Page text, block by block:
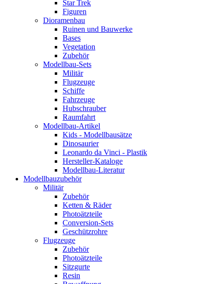
Star Trek
Figuren
Dioramenbau
Ruinen und Bauwerke
Bases
Vegetation
Zubehör
Modellbau-Sets
Militär
Flugzeuge
Schiffe
Fahrzeuge
Hubschrauber
Raumfahrt
Modellbau-Artikel
Kids - Modellbausätze
Dinosaurier
Leonardo da Vinci - Plastik
Hersteller-Kataloge
Modellbau-Literatur
Modellbauzubehör
Militär
Zubehör
Ketten & Räder
Photoätzteile
Conversion-Sets
Geschützrohre
Flugzeuge
Zubehör
Photoätzteile
Sitzgurte
Resin